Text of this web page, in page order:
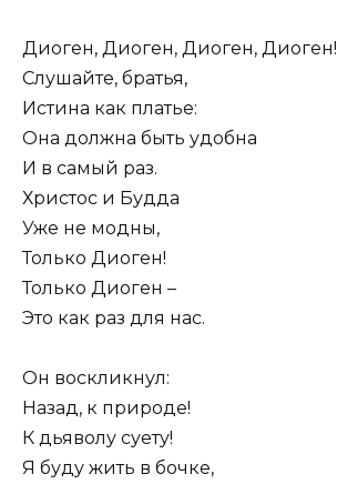
Диоген, Диоген, Диоген, Диоген!
Слушайте, братья,
Истина как платье:
Она должна быть удобна
И в самый раз.
Христос и Будда
Уже не модны,
Только Диоген!
Только Диоген –
Это как раз для нас.
Он воскликнул:
Назад, к природе!
К дьяволу суету!
Я буду жить в бочке,